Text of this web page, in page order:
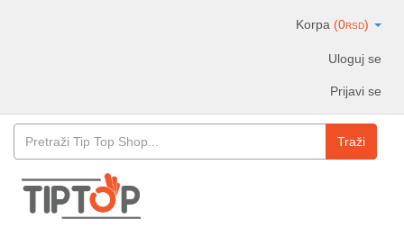
Korpa (0RSD)
Uloguj se
Prijavi se
Traži